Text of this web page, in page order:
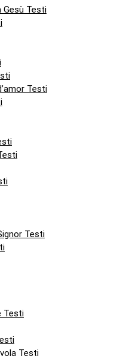
Gesù Testi
Testi
Testi
Testi
Testi